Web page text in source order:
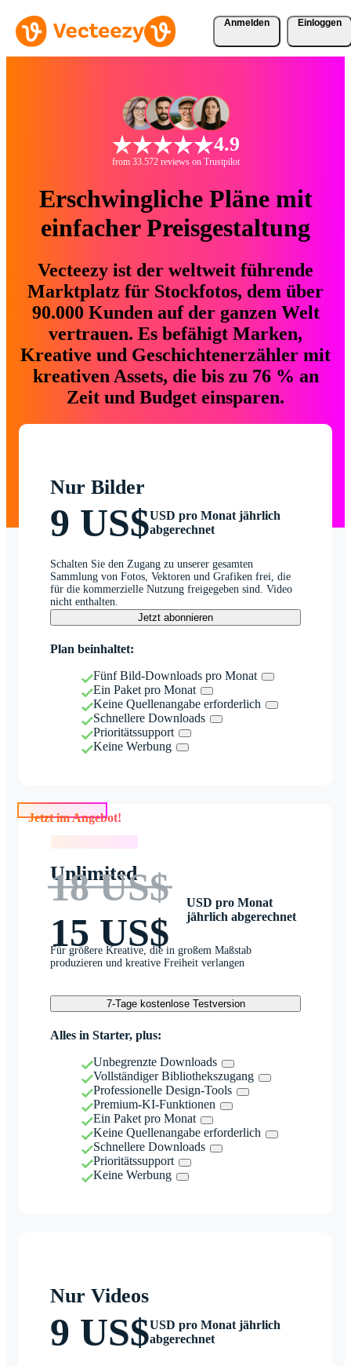
Anmelden Einloggen
4.9
from 33.572 reviews on Trustpilot
Erschwingliche Pläne mit
einfacher Preisgestaltung
Vecteezy ist der weltweit führende
Marktplatz für Stockfotos, dem über
90.000 Kunden auf der ganzen Welt
vertrauen. Es befähigt Marken,
Kreative und Geschichtenerzähler mit
kreativen Assets, die bis zu 76 % an
Zeit und Budget einsparen.
Nur Bilder
9 US$USD pro Monat jährlich
abgerechnet
Schalten Sie den Zugang zu unserer gesamten
Sammlung von Fotos, Vektoren und Grafiken frei, die
für die kommerzielle Nutzung freigegeben sind. Video
nicht enthalten.
Jetzt abonnieren
Plan beinhaltet:
Fünf Bild-Downloads pro Monat
Ein Paket pro Monat
Keine Quellenangabe erforderlich
Schnellere Downloads
Prioritätssupport
Keine Werbung
Jetzt im Angebot!
Unlimited
18 US$
15 US$
USD pro Monat
jährlich abgerechnet
Für größere Kreative, die in großem Maßstab
produzieren und kreative Freiheit verlangen
7-Tage kostenlose Testversion
Alles in Starter, plus:
Unbegrenzte Downloads
Vollständiger Bibliothekszugang
Professionelle Design-Tools
Premium-KI-Funktionen
Ein Paket pro Monat
Keine Quellenangabe erforderlich
Schnellere Downloads
Prioritätssupport
Keine Werbung
Nur Videos
9 US$USD pro Monat jährlich
abgerechnet